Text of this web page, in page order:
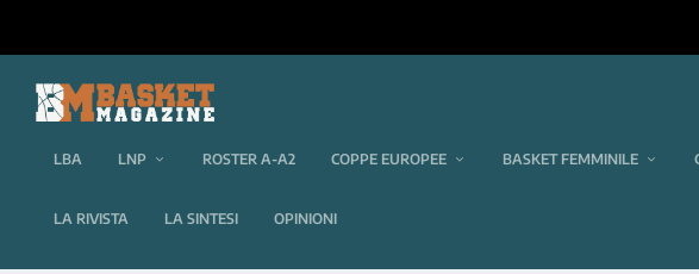
LBA LNP ROSTER A-A2 COPPE EUROPEE BASKET FEMMINILE
LA RIVISTA LA SINTESI OPINIONI